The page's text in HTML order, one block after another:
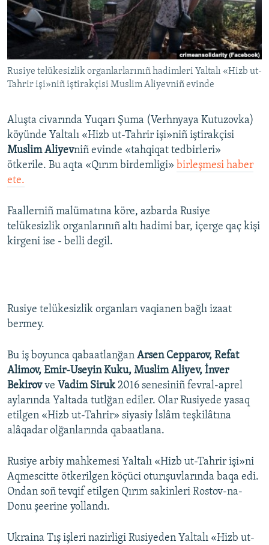
Русский
Українською
QOŞULIÑIZ!
RFE/RS bütün saytları
Rusiye telükesizlik organlarlarınıñ hadimleri Yaltalı «Hizb ut-
Tahrir işi»niñ iştirakçisi Muslim Aliyevniñ evinde
Aluşta civarında Yuqarı Şuma (Verhnyaya Kutuzovka)
köyünde Yaltalı «Hizb ut-Tahrir işi»niñ iştirakçisi
Muslim Aliyevniñ evinde «tahqiqat tedbirleri»
ötkerile. Bu aqta «Qırım birdemligi» birleşmesi haber
ete.
Faallerniñ malümatına köre, azbarda Rusiye
telükesizlik organlarınıñ altı hadimi bar, içerge qaç kişi
kirgeni ise - belli degil.
Rusiye telükesizlik organları vaqianen bağlı izaat
bermey.
Bu iş boyunca qabaatlanğan Arsen Cepparov, Refat
Alimov, Emir-Useyin Kuku, Muslim Aliyev, İnver
Bekirovve Vadim Siruk2016 senesiniñ fevral-aprel
aylarında Yaltada tutlğan ediler. Olar Rusiyede yasaq
etilgen «Hizb ut-Tahrir» siyasiy İslâm teşkilâtına
alâqadar olğanlarında qabaatlana.
Rusiye arbiy mahkemesi Yaltalı «Hizb ut-Tahrir işi»ni
Aqmescitte ötkerilgen köçüci oturışuvlarında baqa edi.
Ondan soñ tevqif etilgen Qırım sakinleri Rostov-na-
Donu şeerine yollandı.
Ukraina Tış işleri nazirligi Rusiyeden Yaltalı «Hizb ut-